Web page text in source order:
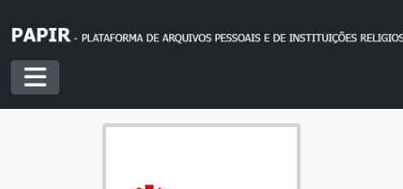
Toggle navigation